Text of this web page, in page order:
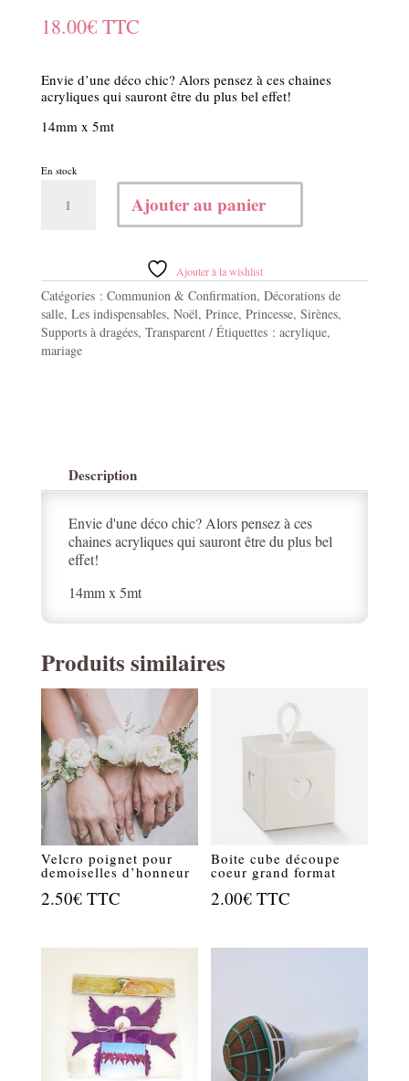
18.00€ TTC
Envie d’une déco chic? Alors pensez à ces chaines
acryliques qui sauront être du plus bel effet!
14mm x 5mt
En stock
x
5mt
Ajouter au panier
Ajouter à la wishlist
Catégories : Communion & Confirmation, Décorations de
salle, Les indispensables, Noël, Prince, Princesse, Sirènes,
Supports à dragées, Transparent Étiquettes : acrylique,
mariage
Description
Envie d'une déco chic? Alors pensez à ces
chaines acryliques qui sauront être du plus bel
effet!
14mm x 5mt
Produits similaires
Velcro poignet pour
demoiselles d’honneur
2.50€ TTC
Boite cube découpe
coeur grand format
2.00€ TTC